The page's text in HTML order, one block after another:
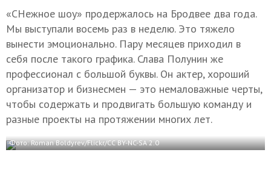
«СНежное шоу» продержалось на Бродвее два года.
Мы выступали восемь раз в неделю. Это тяжело
вынести эмоционально. Пару месяцев приходил в
себя после такого графика. Слава Полунин же
профессионал с большой буквы. Он актер, хороший
организатор и бизнесмен — это немаловажные черты,
чтобы содержать и продвигать большую команду и
разные проекты на протяжении многих лет.
Фото: Roman Boldyrev/Flickr/CC BY-NC-SA 2.0